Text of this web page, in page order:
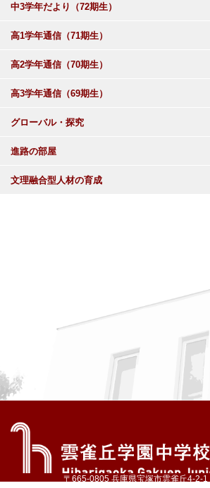
中3学年だより（72期生）
高1学年通信（71期生）
高2学年通信（70期生）
高3学年通信（69期生）
グローバル・探究
進路の部屋
文理融合型人材の育成
〒665-0805 兵庫県宝塚市雲雀丘4-2-1